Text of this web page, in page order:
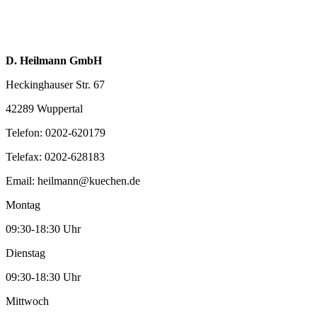
D. Heilmann GmbH
Heckinghauser Str. 67
42289 Wuppertal
Telefon: 0202-620179
Telefax: 0202-628183
Email: heilmann@kuechen.de
Montag
09:30-18:30 Uhr
Dienstag
09:30-18:30 Uhr
Mittwoch